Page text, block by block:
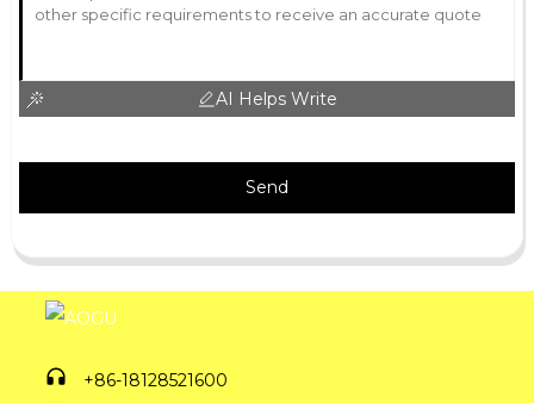
AI Helps Write
Send
+86-18128521600